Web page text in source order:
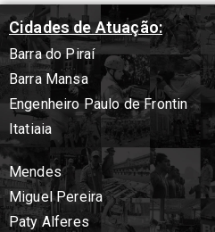
Cidades de Atuação:
Barra do Piraí
Barra Mansa
Engenheiro Paulo de Frontin
Itatiaia
Mendes
Miguel Pereira
Paty Alferes